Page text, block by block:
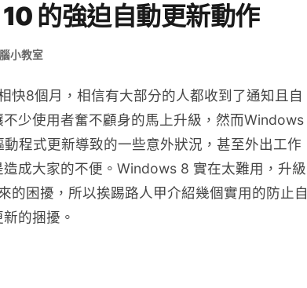
的強迫自動更新動作
小教室
快8個月，相信有大部分的人都收到了通知且自
少使用者奮不顧身的馬上升級，然而Windows
程式更新導致的一些意外狀況，甚至外出工作
成大家的不便。Windows 8 實在太難用，升級
的困擾，所以挨踢路人甲介紹幾個實用的防止自
的捆擾。